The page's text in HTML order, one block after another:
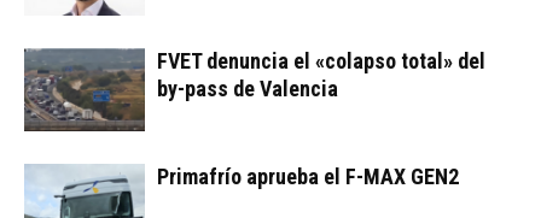
FVET denuncia el «colapso total» del
by-pass de Valencia
Primafrío aprueba el F-MAX GEN2